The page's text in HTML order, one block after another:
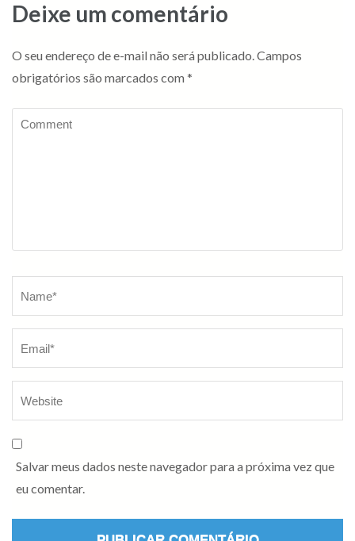
Deixe um comentário
O seu endereço de e-mail não será publicado.Campos
obrigatórios são marcados com *
Comment
Salvar meus dados neste navegador para a próxima vez que
eu comentar.